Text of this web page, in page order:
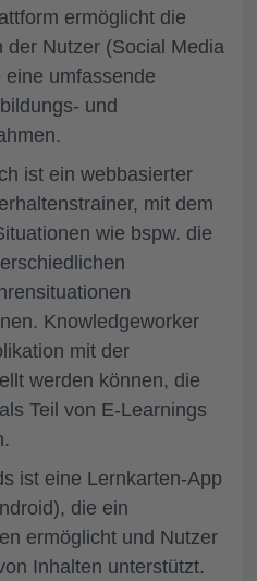
ermöglicht die
der Nutzer (Social Media
umfassende
und
ist ein webbasierter
mit dem
wie bspw. die
Knowledgeworker
mit der
werden können, die
Teil von E-Learnings
ist eine Lernkarten-App
die ein
ermöglicht und Nutzer
Inhalten unterstützt.